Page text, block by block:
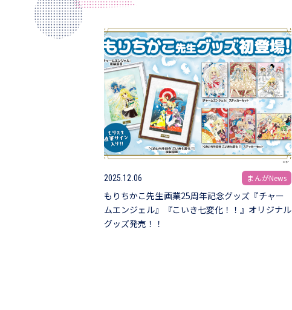
2025.12.06 まんがNews
もりちかこ先生画業25周年記念グッズ『チャー
ムエンジェル』『こいき七変化！！』オリジナル
グッズ発売！！